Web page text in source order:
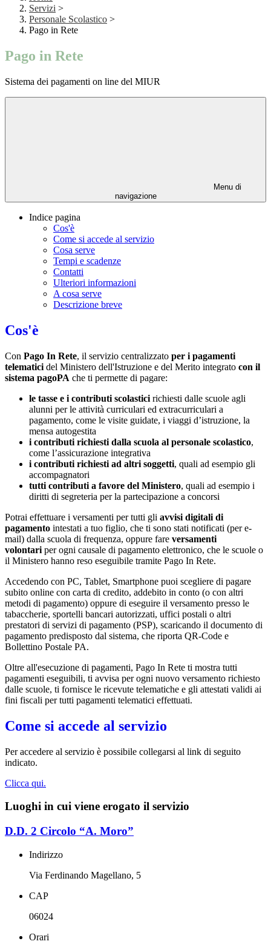
Servizi >
Personale Scolastico >
Pago in Rete
Pago in Rete
Sistema dei pagamenti on line del MIUR
Menu di
navigazione
Indice pagina
Cos'è
Come si accede al servizio
Cosa serve
Tempi e scadenze
Contatti
Ulteriori informazioni
A cosa serve
Descrizione breve
Cos'è
Con Pago In Rete, il servizio centralizzato per i pagamenti
telematici del Ministero dell'Istruzione e del Merito integrato con il
sistema pagoPA che ti permette di pagare:
le tasse e i contributi scolastici richiesti dalle scuole agli
alunni per le attività curriculari ed extracurriculari a
pagamento, come le visite guidate, i viaggi d’istruzione, la
mensa autogestita
i contributi richiesti dalla scuola al personale scolastico,
come l’assicurazione integrativa
i contributi richiesti ad altri soggetti, quali ad esempio gli
accompagnatori
tutti contributi a favore del Ministero, quali ad esempio i
diritti di segreteria per la partecipazione a concorsi
Potrai effettuare i versamenti per tutti gli avvisi digitali di
pagamento intestati a tuo figlio, che ti sono stati notificati (per e-
mail) dalla scuola di frequenza, oppure fare versamenti
volontari per ogni causale di pagamento elettronico, che le scuole o
il Ministero hanno reso eseguibile tramite Pago In Rete.
Accedendo con PC, Tablet, Smartphone puoi scegliere di pagare
subito online con carta di credito, addebito in conto (o con altri
metodi di pagamento) oppure di eseguire il versamento presso le
tabaccherie, sportelli bancari autorizzati, uffici postali o altri
prestatori di servizi di pagamento (PSP), scaricando il documento di
pagamento predisposto dal sistema, che riporta QR-Code e
Bollettino Postale PA.
Oltre all'esecuzione di pagamenti, Pago In Rete ti mostra tutti
pagamenti eseguibili, ti avvisa per ogni nuovo versamento richiesto
dalle scuole, ti fornisce le ricevute telematiche e gli attestati validi ai
fini fiscali per tutti pagamenti telematici effettuati.
Come si accede al servizio
Per accedere al servizio è possibile collegarsi al link di seguito
indicato.
Clicca qui.
Luoghi in cui viene erogato il servizio
D.D. 2 Circolo “A. Moro”
Indirizzo
Via Ferdinando Magellano, 5
CAP
06024
Orari